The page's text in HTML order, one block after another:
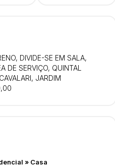
DIVIDE-SE EM SALA,
DE SERVIÇO, QUINTAL
JARDIM
» Casa